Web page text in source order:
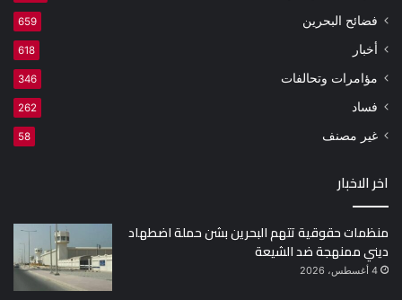
فضائح البحرين 659
أخبار 618
مؤامرات وتحالفات 346
فساد 262
غير مصنف 58
اخر الاخبار
منظمات حقوقية تتهم البحرين بشن حملة اضطهاد
ديني ممنهجة ضد الشيعة
4 أغسطس، 2026